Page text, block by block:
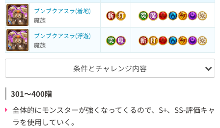
ブンブクアスラ(着地)
魔族
ブンブクアスラ(浮遊)
魔族
条件とチャレンジ内容
301～400階
全体的にモンスターが強くなってくるので、S+、SS-評価キャ
ラを使用していく。